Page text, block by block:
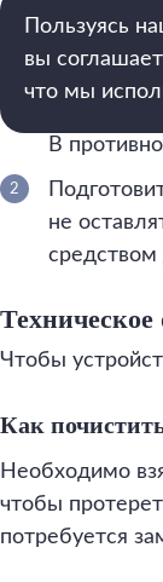
Оценить
В
не
средством
Техническое
Чтобы
Как
Необходимо
чтобы
потребуется
Пользуясь
вы
что мы